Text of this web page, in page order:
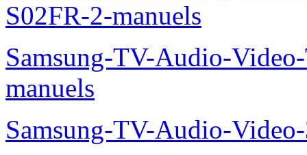
S02FR-2-manuels
Samsung-TV-Audio-
manuels
Samsung-TV-Audio-